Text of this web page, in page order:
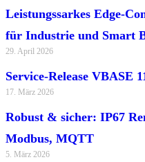
Leistungssarkes Edge-
für Industrie und Smart
29. April 2026
Service-Release VBASE
17. März 2026
Robust & sicher: IP67
Modbus, MQTT
5. März 2026